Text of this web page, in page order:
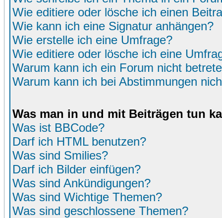
Wie editiere oder lösche ich einen
Wie kann ich eine Signatur anhängen?
Wie erstelle ich eine Umfrage?
Wie editiere oder lösche ich eine
Warum kann ich ein Forum nicht
Warum kann ich bei Abstimmungen
Was man in und mit Beiträgen tun
Was ist BBCode?
Darf ich HTML benutzen?
Was sind Smilies?
Darf ich Bilder einfügen?
Was sind Ankündigungen?
Was sind Wichtige Themen?
Was sind geschlossene Themen?